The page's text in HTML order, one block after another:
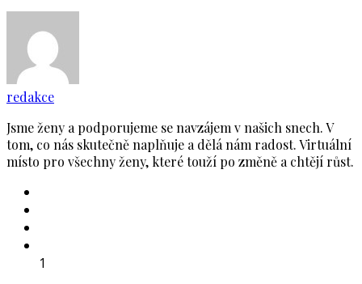
redakce
Jsme ženy a podporujeme se navzájem v našich snech. V
tom, co nás skutečně naplňuje a dělá nám radost. Virtuální
místo pro všechny ženy, které touží po změně a chtějí růst.
1